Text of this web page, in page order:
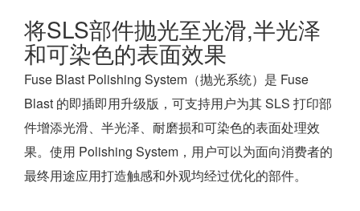
将SLS部件抛光至光滑,半光泽
和可染色的表面效果
Fuse Blast Polishing System（抛光系统）是 Fuse
Blast 的即插即用升级版，可支持用户为其 SLS 打印部
件增添光滑、半光泽、耐磨损和可染色的表面处理效
果。使用 Polishing System，用户可以为面向消费者的
最终用途应用打造触感和外观均经过优化的部件。